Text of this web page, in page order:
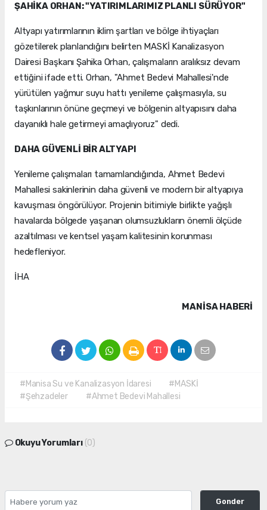
ŞAHİKA ORHAN: "YATIRIMLARIMIZ PLANLI SÜRÜYOR"
Altyapı yatırımlarının iklim şartları ve bölge ihtiyaçları
gözetilerek planlandığını belirten MASKİ Kanalizasyon
Dairesi Başkanı Şahika Orhan, çalışmaların aralıksız devam
ettiğini ifade etti. Orhan, "Ahmet Bedevi Mahallesi'nde
yürütülen yağmur suyu hattı yenileme çalışmasıyla, su
taşkınlarının önüne geçmeyi ve bölgenin altyapısını daha
dayanıklı hale getirmeyi amaçlıyoruz" dedi.
DAHA GÜVENLİ BİR ALTYAPI
Yenileme çalışmaları tamamlandığında, Ahmet Bedevi
Mahallesi sakinlerinin daha güvenli ve modern bir altyapıya
kavuşması öngörülüyor. Projenin bitimiyle birlikte yağışlı
havalarda bölgede yaşanan olumsuzlukların önemli ölçüde
azaltılması ve kentsel yaşam kalitesinin korunması
hedefleniyor.
İHA
MANISA HABERİ
#Manisa Su ve Kanalizasyon İdaresi
#MASKİ
#Şehzadeler
#Ahmet Bedevi Mahallesi
Okuyu Yorumları (0)
Gonder